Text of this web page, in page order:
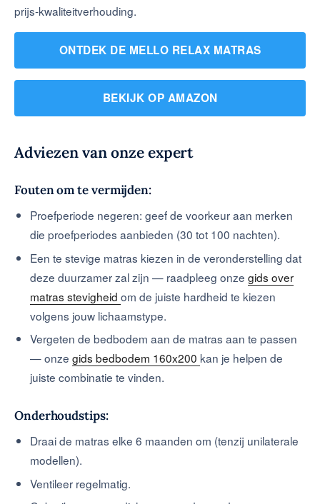
prijs-kwaliteitverhouding.
ONTDEK DE MELLO RELAX MATRAS
BEKIJK OP AMAZON
Adviezen van onze expert
Fouten om te vermijden:
Proefperiode negeren: geef de voorkeur aan merken
die proefperiodes aanbieden (30 tot 100 nachten).
Een te stevige matras kiezen in de veronderstelling dat
deze duurzamer zal zijn — raadpleeg onzegids over
matras stevigheidom de juiste hardheid te kiezen
volgens jouw lichaamstype.
Vergeten de bedbodem aan de matras aan te passen
— onzegids bedbodem 160x200 kan je helpen de
juiste combinatie te vinden.
Onderhoudstips:
Draai de matras elke 6 maanden om (tenzij unilaterale
modellen).
Ventileer regelmatig.